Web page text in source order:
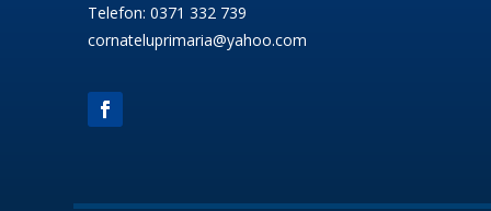
Telefon: 0371 332 739
cornateluprimaria@yahoo.com